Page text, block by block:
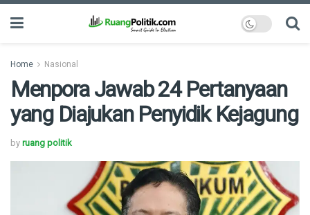
Home Nasional
Menpora Jawab 24 Pertanyaan
yang Diajukan Penyidik Kejagung
by ruang politik